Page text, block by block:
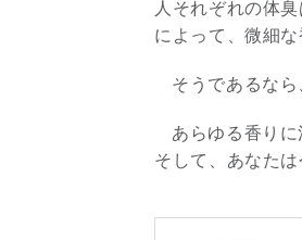
人それぞれの体
によって、微細
そうであるな
あらゆる香り
そして、あなた